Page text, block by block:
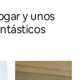
y unos